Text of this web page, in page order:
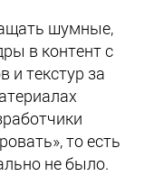
шумные,
в контент с
и текстур за
то есть
не было.